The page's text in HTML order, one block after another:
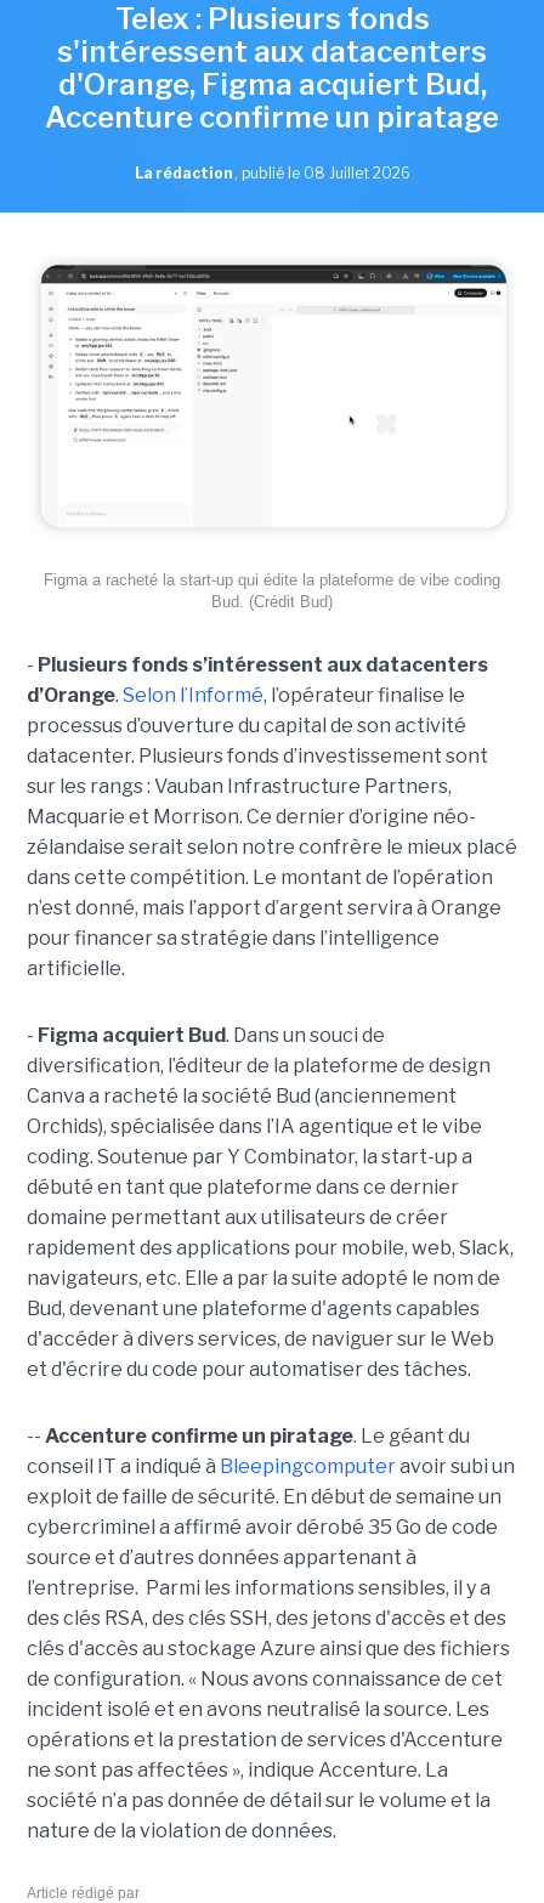
Telex : Plusieurs fonds
s'intéressent aux datacenters
d'Orange, Figma acquiert Bud,
Accenture confirme un piratage
La rédaction , publié le 08 Juillet 2026
Figma a racheté la start-up qui édite la plateforme de vibe coding
Bud. (Crédit Bud)
- Plusieurs fonds s’intéressent aux datacenters
d’Orange. Selon l’Informé, l’opérateur finalise le
processus d’ouverture du capital de son activité
datacenter. Plusieurs fonds d’investissement sont
sur les rangs : Vauban Infrastructure Partners,
Macquarie et Morrison. Ce dernier d’origine néo-
zélandaise serait selon notre confrère le mieux placé
dans cette compétition. Le montant de l’opération
n’est donné, mais l’apport d’argent servira à Orange
pour financer sa stratégie dans l’intelligence
artificielle.
- Figma acquiert Bud. Dans un souci de
diversification, l’éditeur de la plateforme de design
Canva a racheté la société Bud (anciennement
Orchids), spécialisée dans l’IA agentique et le vibe
coding. Soutenue par Y Combinator, la start-up a
débuté en tant que plateforme dans ce dernier
domaine permettant aux utilisateurs de créer
rapidement des applications pour mobile, web, Slack,
navigateurs, etc. Elle a par la suite adopté le nom de
Bud, devenant une plateforme d'agents capables
d'accéder à divers services, de naviguer sur le Web
et d'écrire du code pour automatiser des tâches.
-- Accenture confirme un piratage. Le géant du
conseil IT a indiqué à Bleepingcomputeravoir subi un
exploit de faille de sécurité. En début de semaine un
cybercriminel a affirmé avoir dérobé 35 Go de code
source et d’autres données appartenant à
l’entreprise. Parmi les informations sensibles, il y a
des clés RSA, des clés SSH, des jetons d'accès et des
clés d'accès au stockage Azure ainsi que des fichiers
de configuration. « Nous avons connaissance de cet
incident isolé et en avons neutralisé la source. Les
opérations et la prestation de services d'Accenture
ne sont pas affectées », indique Accenture. La
société n’a pas donnée de détail sur le volume et la
nature de la violation de données.
Article rédigé par